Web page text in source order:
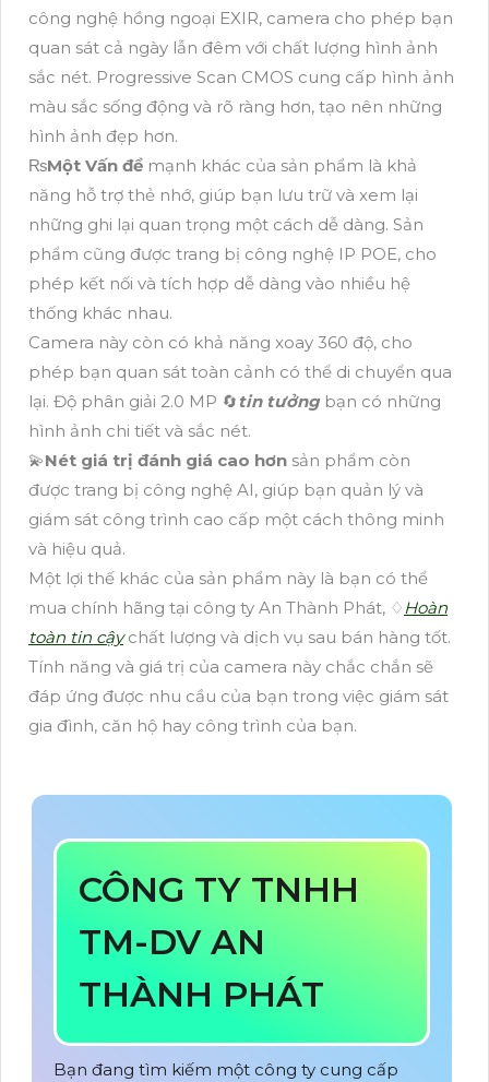
công nghệ hồng ngoại EXIR, camera cho phép bạn
quan sát cả ngày lẫn đêm với chất lượng hình ảnh
sắc nét. Progressive Scan CMOS cung cấp hình ảnh
màu sắc sống động và rõ ràng hơn, tạo nên những
hình ảnh đẹp hơn.
₨Một Vấn đề mạnh khác của sản phẩm là khả
năng hỗ trợ thẻ nhớ, giúp bạn lưu trữ và xem lại
những ghi lại quan trọng một cách dễ dàng. Sản
phẩm cũng được trang bị công nghệ IP POE, cho
phép kết nối và tích hợp dễ dàng vào nhiều hệ
thống khác nhau.
Camera này còn có khả năng xoay 360 độ, cho
phép bạn quan sát toàn cảnh có thể di chuyển qua
lại. Độ phân giải 2.0 MP 🔄 tin tưởngbạn có những
hình ảnh chi tiết và sắc nét.
💫Nét giá trị đánh giá cao hơn sản phẩm còn
được trang bị công nghệ AI, giúp bạn quản lý và
giám sát công trình cao cấp một cách thông minh
và hiệu quả.
Một lợi thế khác của sản phẩm này là bạn có thể
mua chính hãng tại công ty An Thành Phát, ♢Hoàn
toàn tin cậychất lượng và dịch vụ sau bán hàng tốt.
Tính năng và giá trị của camera này chắc chắn sẽ
đáp ứng được nhu cầu của bạn trong việc giám sát
gia đình, căn hộ hay công trình của bạn.
CÔNG TY TNHH
TM-DV AN
THÀNH PHÁT
Bạn đang tìm kiếm một công ty cung cấp